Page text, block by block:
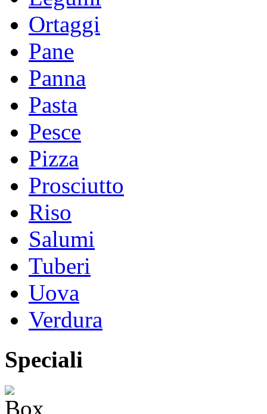
Ortaggi
Pane
Panna
Pasta
Pesce
Pizza
Prosciutto
Riso
Salumi
Tuberi
Uova
Verdura
Speciali